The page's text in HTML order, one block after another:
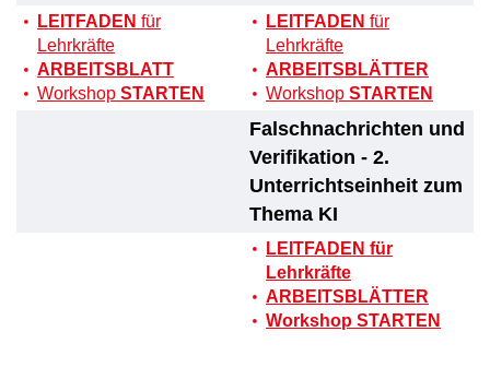
LEITFADEN für
Lehrkräfte
ARBEITSBLATT
Workshop STARTEN
LEITFADEN für
Lehrkräfte
ARBEITSBLÄTTER
Workshop STARTEN
Falschnachrichten und
Verifikation - 2.
Unterrichtseinheit zum
Thema KI
LEITFADEN für
Lehrkräfte
ARBEITSBLÄTTER
Workshop STARTEN